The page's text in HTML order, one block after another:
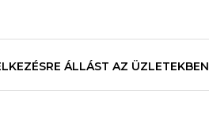
ÁLLÁST AZ ÜZLETEKBEN